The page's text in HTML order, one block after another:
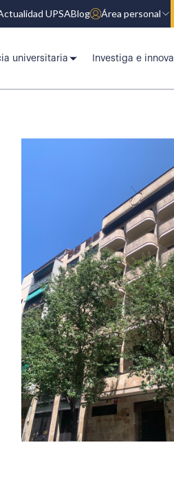
UPSABlog Área personal
universitaria Investiga e innova